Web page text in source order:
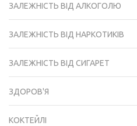
ЗАЛЕЖНІСТЬ ВІД АЛКОГОЛЮ
ЗАЛЕЖНІСТЬ ВІД НАРКОТИКІВ
ЗАЛЕЖНІСТЬ ВІД СИГАРЕТ
ЗДОРОВ'Я
КОКТЕЙЛІ